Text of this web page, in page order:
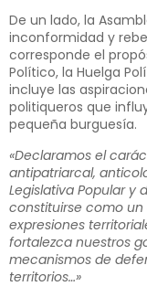
De un lado, la
inconformidad y
corresponde el
Político, la Huelga
incluye las
politiqueros que
pequeña burguesía.
«Declaramos el
antipatriarcal,
Legislativa Popular y
constituirse como
expresiones
fortalezca nuestros
mecanismos de
territorios…»